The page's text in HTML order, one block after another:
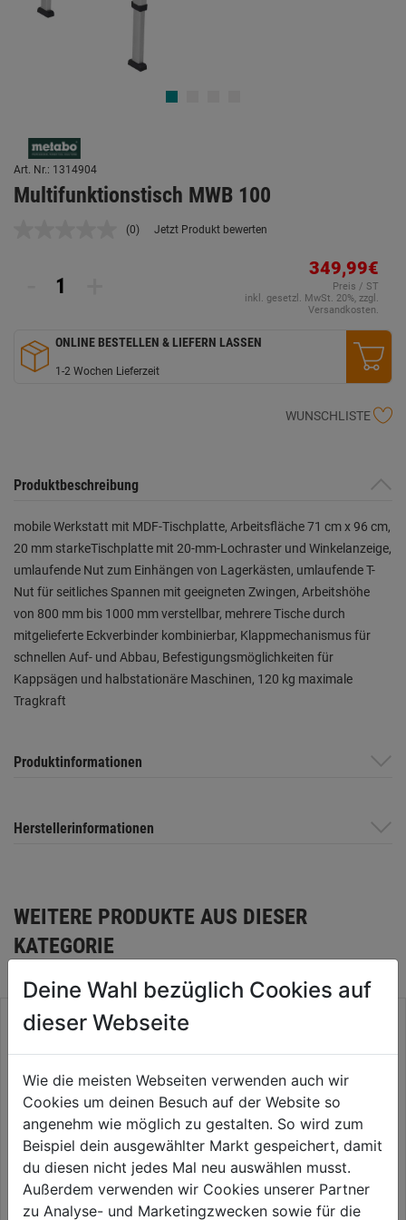
Art. Nr.: 1314904
Multifunktionstisch MWB 100
Kein
(0) Jetzt Produkt bewerten
349,99€
Preis / ST
inkl. gesetzl. MwSt. 20%, zzgl.
Versandkosten.
ONLINE BESTELLEN & LIEFERN LASSEN
1-2 Wochen Lieferzeit
WUNSCHLISTE
Produktbeschreibung
mobile Werkstatt mit MDF-Tischplatte, Arbeitsfläche 71 cm x 96 cm,
20 mm starkeTischplatte mit 20-mm-Lochraster und Winkelanzeige,
umlaufende Nut zum Einhängen von Lagerkästen, umlaufende T-
Nut für seitliches Spannen mit geeigneten Zwingen, Arbeitshöhe
von 800 mm bis 1000 mm verstellbar, mehrere Tische durch
mitgelieferte Eckverbinder kombinierbar, Klappmechanismus für
schnellen Auf- und Abbau, Befestigungsmöglichkeiten für
Kappsägen und halbstationäre Maschinen, 120 kg maximale
Tragkraft
Produktinformationen
Herstellerinformationen
WEITERE PRODUKTE AUS DIESER
KATEGORIE
Werkbank P 1200 T
Werkzeugschrank TYP B Black
Deine Wahl bezüglich Cookies auf
dieser Webseite
Wie die meisten Webseiten verwenden auch wir
Cookies um deinen Besuch auf der Website so
angenehm wie möglich zu gestalten. So wird zum
Beispiel dein ausgewählter Markt gespeichert, damit
du diesen nicht jedes Mal neu auswählen musst.
Außerdem verwenden wir Cookies unserer Partner
zu Analyse- und Marketingzwecken sowie für die